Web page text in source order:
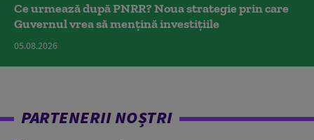
Ce urmează după PNRR? Noua strategie prin care
Guvernul vrea să mențină investițiile
05.08.2026
PARTENERII NOȘTRI